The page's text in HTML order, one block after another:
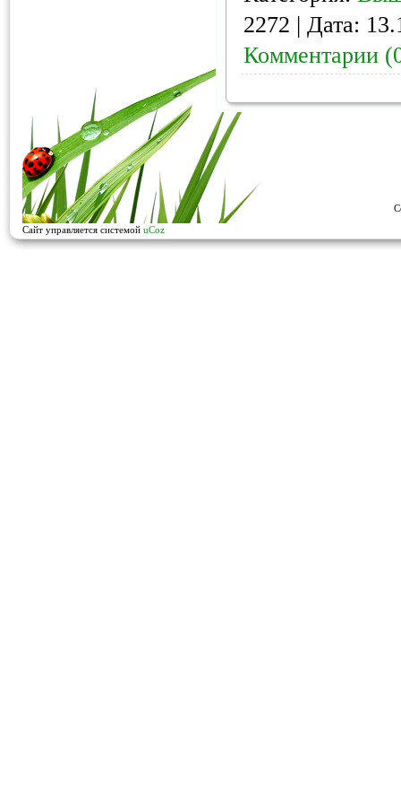
2272 | Дата:
Комментарии
Сайт управляется системой uCoz